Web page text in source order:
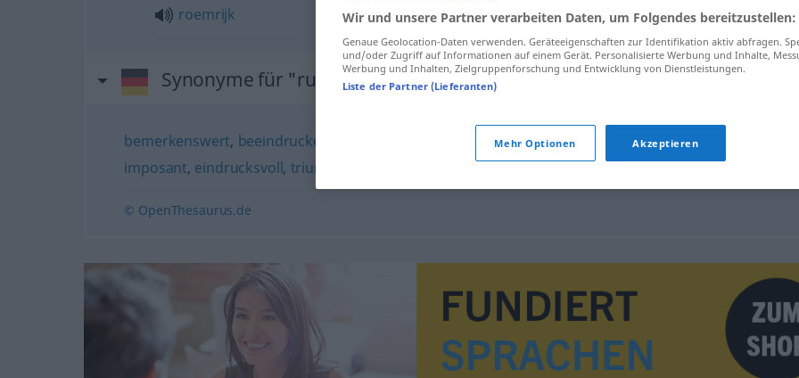
roemrijk ruhmreich
Synonyme für "ruhmreich"
bemerkenswert, beeindruckend (Hauptform) ,grandios,glanzvoll ,formidabel
imposant, eindrucksvoll, triumphal erstaunlich,überwältigend
© OpenThesaurus.de
Wir und unsere Partner verarbeiten Daten, um Folgendes bereitzustellen:
Genaue Geolocation-Daten verwenden. Geräteeigenschaften zur Identifikation aktiv abfragen.
und/oder Zugriff auf Informationen auf einem Gerät. Personalisierte Werbung und Inhalte,
Werbung und Inhalten, Zielgruppenforschung und Entwicklung von Dienstleistungen.
Liste der Partner (Lieferanten)
Mehr Optionen Akzeptieren